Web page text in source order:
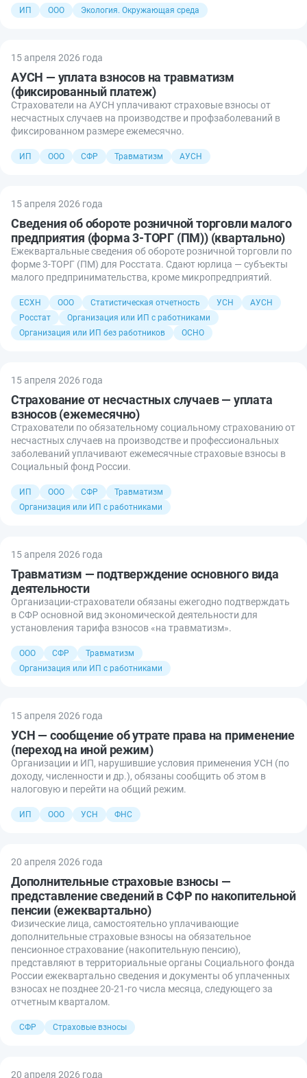
ИП ООО Экология. Окружающая среда
15 апреля 2026 года
АУСН — уплата взносов на травматизм
(фиксированный платеж)
Страхователи на АУСН уплачивают страховые взносы от
несчастных случаев на производстве и профзаболеваний в
фиксированном размере ежемесячно.
ИП ООО СФР Травматизм АУСН
15 апреля 2026 года
Сведения об обороте розничной торговли малого
предприятия (форма 3-ТОРГ (ПМ)) (квартально)
Ежеквартальные сведения об обороте розничной торговли по
форме 3-ТОРГ (ПМ) для Росстата. Сдают юрлица — субъекты
малого предпринимательства, кроме микропредприятий.
ЕСХН ООО Статистическая отчетность УСН
АУСН
Росстат
Организация или ИП с работниками
Организация или ИП без работников
ОСНО
15 апреля 2026 года
Страхование от несчастных случаев — уплата
взносов (ежемесячно)
Страхователи по обязательному социальному страхованию от
несчастных случаев на производстве и профессиональных
заболеваний уплачивают ежемесячные страховые взносы в
Социальный фонд России.
ИП ООО СФР
Травматизм
Организация или ИП с работниками
15 апреля 2026 года
Травматизм — подтверждение основного вида
деятельности
Организации-страхователи обязаны ежегодно подтверждать
в СФР основной вид экономической деятельности для
установления тарифа взносов «на травматизм».
ООО СФР
Травматизм
Организация или ИП с работниками
15 апреля 2026 года
УСН — сообщение об утрате права на применение
(переход на иной режим)
Организации и ИП, нарушившие условия применения УСН (по
доходу, численности и др.), обязаны сообщить об этом в
налоговую и перейти на общий режим.
ИП ООО УСН ФНС
20 апреля 2026 года
Дополнительные страховые взносы —
представление сведений в СФР по накопительной
пенсии (ежеквартально)
Физические лица, самостоятельно уплачивающие
дополнительные страховые взносы на обязательное
пенсионное страхование (накопительную пенсию),
представляют в территориальные органы Социального фонда
России ежеквартально сведения и документы об уплаченных
взносах не позднее 20-21-го числа месяца, следующего за
отчетным кварталом.
СФР Страховые взносы
20 апреля 2026 года